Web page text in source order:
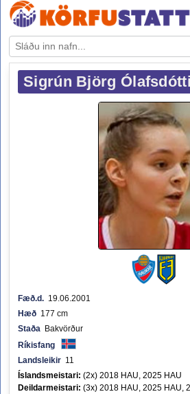
Sigrún Björg
Fæð.d. 19.06.2001
Hæð 177 cm
Staða Bakvörður
Ríkisfang
Landsleikir 11
Íslandsmeistari: (2x) 2018 HAU, 2025 HAU
Deildarmeistari: (3x) 2018 HAU, 2025 HAU,